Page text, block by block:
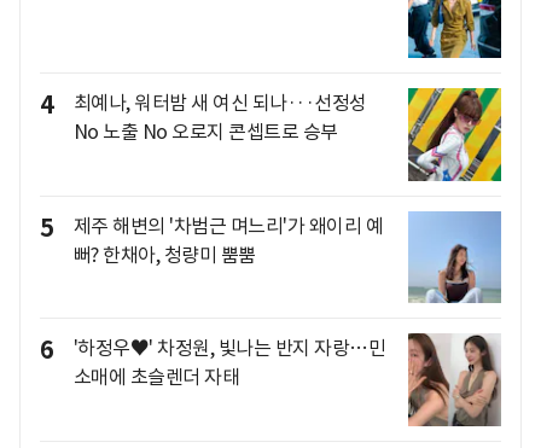
4
최예나, 워터밤 새 여신 되나···선정성
No 노출 No 오로지 콘셉트로 승부
5
제주 해변의 '차범근 며느리'가 왜이리 예
뻐? 한채아, 청량미 뿜뿜
6
'하정우♥' 차정원, 빛나는 반지 자랑…민
소매에 초슬렌더 자태